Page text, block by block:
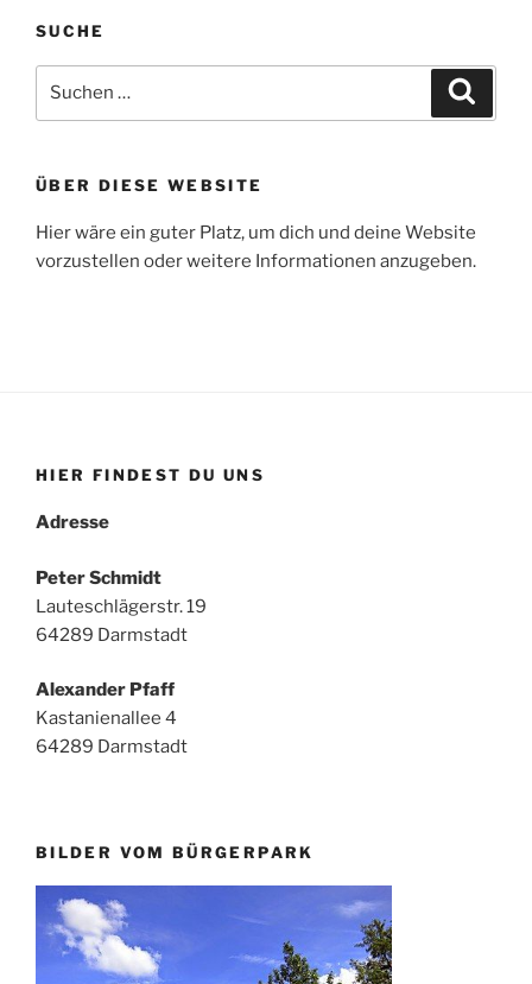
SUCHE
nach:
ÜBER DIESE WEBSITE
Hier wäre ein guter Platz, um dich und deine Website
vorzustellen oder weitere Informationen anzugeben.
HIER FINDEST DU UNS
Adresse
Peter Schmidt
Lauteschlägerstr. 19
64289 Darmstadt
Alexander Pfaff
Kastanienallee 4
64289 Darmstadt
BILDER VOM BÜRGERPARK